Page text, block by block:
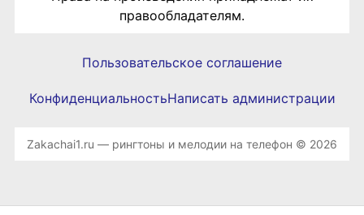
правообладателям.
Пользовательское соглашение
КонфиденциальностьНаписать администрации
Zakachai1.ru — рингтоны и мелодии на телефон © 2026